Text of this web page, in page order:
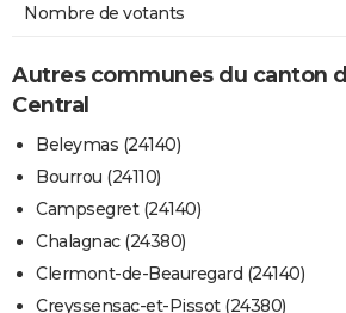
Nombre de votants
Autres communes du canton
Central
Beleymas (24140)
Bourrou (24110)
Campsegret (24140)
Chalagnac (24380)
Clermont-de-Beauregard (24140)
Creyssensac-et-Pissot (24380)